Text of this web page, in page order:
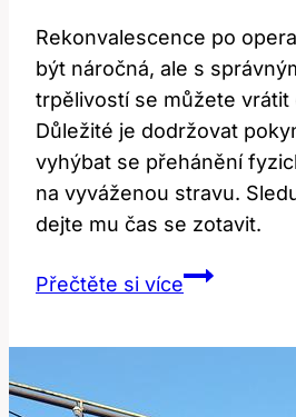
Rekonvalescence po
být náročná, ale s
trpělivostí se můžete vrátit
Důležité je dodržovat
vyhýbat se přehánění
na vyváženou stravu.
dejte mu čas se zotavit.
Přečtěte si více